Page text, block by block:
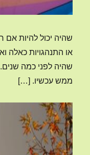
שהיה יכול להיות
או התנהגויות כאלה
שהיה לפני כמה
ממש עכשיו. […]